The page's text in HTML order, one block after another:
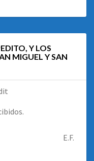
Y LOS
MIGUEL Y SAN
E.F.